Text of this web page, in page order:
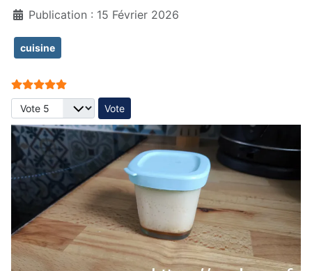
Publication : 15 Février 2026
cuisine
Vote utilisateur:
Veuillez voter